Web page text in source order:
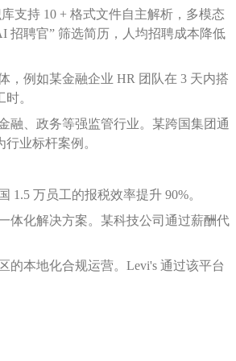
支持 10 + 格式文件自主解析，多模态
招聘官” 筛选简历，人均招聘成本降低
，例如某金融企业 HR 团队在 3 天内搭
。
融、政务等强监管行业。某跨国集团通
业标杆案例。
万员工的报税效率提升 90%。
体化解决方案。某科技公司通过薪酬代
的本地化合规运营。Levi's 通过该平台